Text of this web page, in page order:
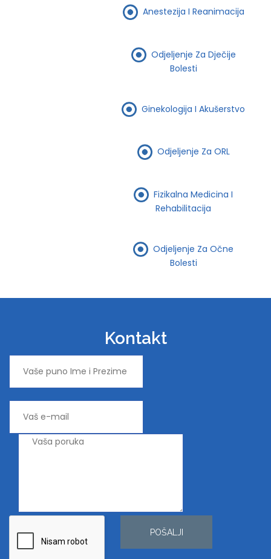
Anestezija I Reanimacija
Odjeljenje Za Dječije
Bolesti
Ginekologija I Akušerstvo
Odjeljenje Za ORL
Fizikalna Medicina I
Rehabilitacija
Odjeljenje Za Očne
Bolesti
Kontakt
POŠALJI